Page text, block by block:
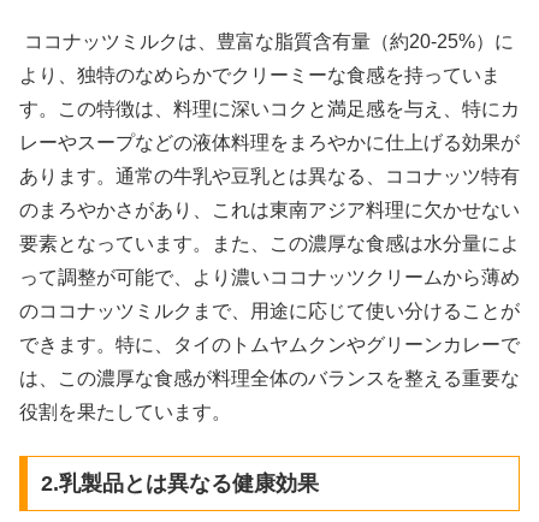
ココナッツミルクは、豊富な脂質含有量（約20-25%）に
より、独特のなめらかでクリーミーな食感を持っていま
す。この特徴は、料理に深いコクと満足感を与え、特にカ
レーやスープなどの液体料理をまろやかに仕上げる効果が
あります。通常の牛乳や豆乳とは異なる、ココナッツ特有
のまろやかさがあり、これは東南アジア料理に欠かせない
要素となっています。また、この濃厚な食感は水分量によ
って調整が可能で、より濃いココナッツクリームから薄め
のココナッツミルクまで、用途に応じて使い分けることが
できます。特に、タイのトムヤムクンやグリーンカレーで
は、この濃厚な食感が料理全体のバランスを整える重要な
役割を果たしています。
2.乳製品とは異なる健康効果